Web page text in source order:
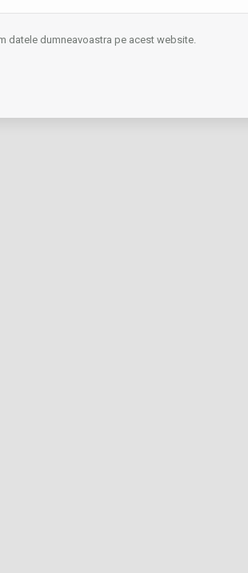
datele dumneavoastra pe acest website.